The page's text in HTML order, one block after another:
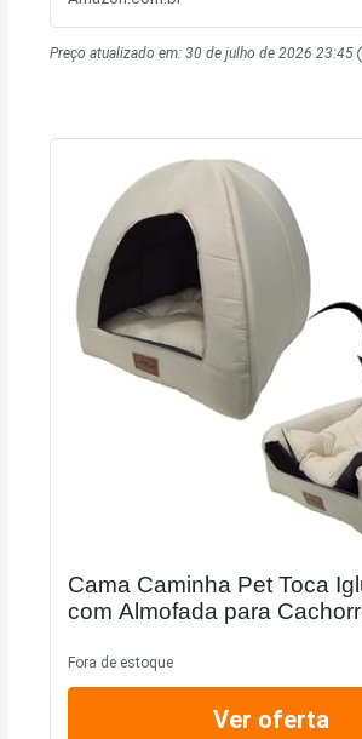
Preço atualizado em:30 de julho de 2026 23:45
Cama Caminha Pet Toca
com Almofada para
Fora de estoque
Ver oferta